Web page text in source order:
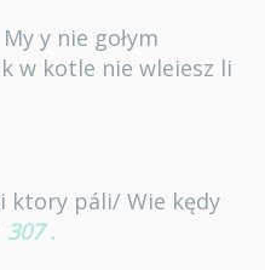
y nie gołym
w kotle nie wleiesz li
ktory páli/ Wie kędy
307 .